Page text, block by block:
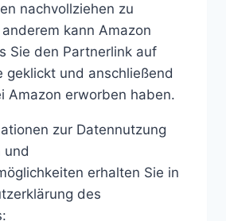
nachvollziehen zu
kann Amazon
Sie den Partnerlink auf
geklickt und anschließend
Amazon erworben haben.
zur Datennutzung
und
erhalten Sie in
des